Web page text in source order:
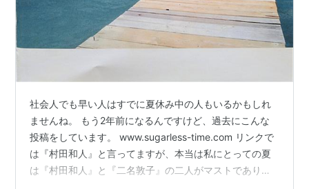
社会人でも早い人はすでに夏休み中の人もいるかもしれ
ませんね。 もう2年前になるんですけど、過去にこんな
投稿をしています。 www.sugarless-time.com リンクで
は『村田和人』と言ってますが、本当は私にとっての夏
は『村田和人』と『二名敦子』の二人がマストであり双